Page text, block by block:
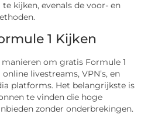
kijken, evenals de voor- en
1 Kijken
om gratis Formule 1
livestreams, VPN’s, en
platforms. Het belangrijkste is
te vinden die hoge
zonder onderbrekingen.